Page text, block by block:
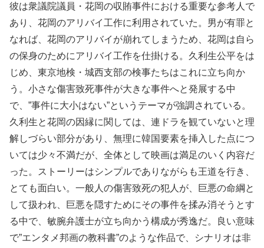
彼は衆議院議員・花岡の収賄事件における重要な参考人で
あり、花岡のアリバイ工作に利用されていた。男が有罪と
なれば、花岡のアリバイが崩れてしまうため、花岡は自ら
の保身のためにアリバイ工作を仕掛ける。久利生公平をは
じめ、東京地検・城西支部の検事たちはこれに立ち向か
う。小さな傷害致死事件が大きな事件へと発展する中
で、”事件に大小はない”というテーマが強調されている。
久利生と花岡の因縁に関しては、連ドラを観ていないと理
解しづらい部分があり、無理に韓国要素を挿入した点につ
いては少々不満だが、全体として映画は満足のいく内容だ
った。ストーリーはシンプルでありながらも王道を行き、
とても面白い。一般人の傷害致死の犯人が、巨悪の命綱と
して扱われ、巨悪を隠すためにその事件を揉み消そうとす
る中で、敏腕弁護士が立ち向かう構成が秀逸だ。良い意味
で”エンタメ邦画の教科書”のような作品で、シナリオは非